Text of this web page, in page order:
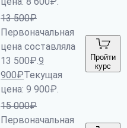
13 500₽
Первоначальная
цена составляла
13 500₽.9
900₽Текущая
цена: 9 900₽.
Пройти
курс
15 000₽
Первоначальная